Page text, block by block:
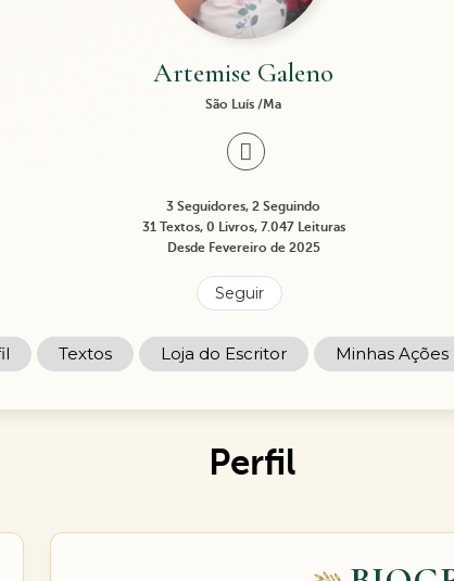
Artemise Galeno
São Luís /Ma
3 Seguidores, 2 Seguindo
31 Textos, 0 Livros, 7.047 Leituras
Desde Fevereiro de 2025
Seguir
Textos Loja do Escritor Minhas Ações
Perfil